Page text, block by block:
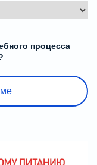
процесса